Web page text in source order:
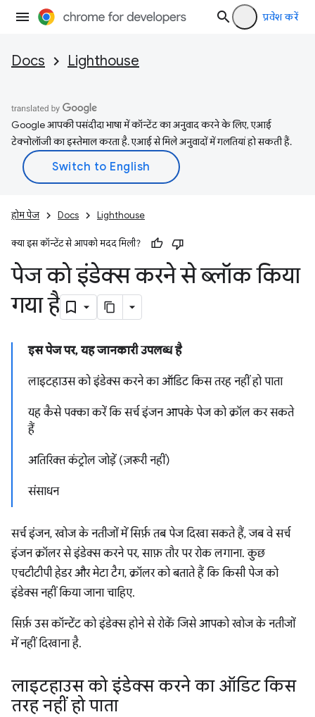
प्रवेश करें
Docs Lighthouse
Google आपकी पसंदीदा भाषा में कॉन्टेंट का अनुवाद करने के लिए, एआई
टेक्नोलॉजी का इस्तेमाल करता है. एआई से मिले अनुवादों में गलतियां हो सकती हैं.
होम पेज Docs Lighthouse
क्या इस कॉन्टेंट से आपको मदद मिली?
पेज को इंडेक्स करने से ब्लॉक किया
गया है
इस पेज पर, यह जानकारी उपलब्ध है
लाइटहाउस को इंडेक्स करने का ऑडिट किस तरह नहीं हो पाता
यह कैसे पक्का करें कि सर्च इंजन आपके पेज को क्रॉल कर सकते
हैं
अतिरिक्त कंट्रोल जोड़ें (ज़रूरी नहीं)
संसाधन
सर्च इंजन, खोज के नतीजों में सिर्फ़ तब पेज दिखा सकते हैं, जब वे सर्च
इंजन क्रॉलर से इंडेक्स करने पर, साफ़ तौर पर रोक लगाना. कुछ
एचटीटीपी हेडर और मेटा टैग, क्रॉलर को बताते हैं कि किसी पेज को
इंडेक्स नहीं किया जाना चाहिए.
सिर्फ़ उस कॉन्टेंट को इंडेक्स होने से रोकें जिसे आपको खोज के नतीजों
में नहीं दिखाना है.
लाइटहाउस को इंडेक्स करने का ऑडिट किस
तरह नहीं हो पाता